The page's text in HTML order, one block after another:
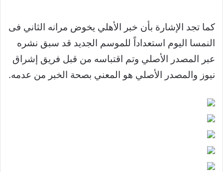
كما تجد الإشارة بأن خبر الأهلي يخوض مرانه الثاني فى
النمسا اليوم استعداداً للموسم الجديد قد سبق نشره
عبر المصدر الأصلي وتم اقتباسه من قبل فريق إشراق
نيوز والمصدر الأصلي هو المعني بصحة الخبر من عدمه.